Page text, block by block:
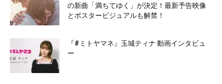
の新曲「満ちてゆく」が決定！最新予告映像
とポスタービジュアルも解禁！
『#ミトヤマネ』玉城ティナ 動画インタビュ
ー